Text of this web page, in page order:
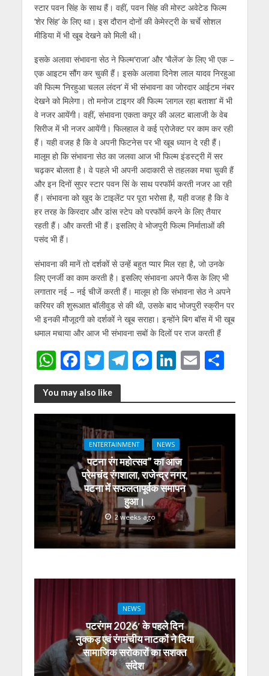
स्‍टार पवन सिंह के साथ हैं। वहीं, पवन सिंह की मोस्‍ट अवेटेड फिल्‍म
‘शेर सिंह’ के लिए था। इस दौरान दोनों की केमेस्‍ट्री के चर्चे सोशल
मीडिया में भी खूब देखने को मिली थी।
इसके अलावा संभावना सेठ ने फिल्‍म‘राजा’ और ‘चैलेंज’ के लिए भी एक –
एक आइटम सौंग कर चुकी हैं। इसके अलावा दिनेश लाल यादव निरहुआ
की फिल्‍म ‘निरहुआ चलल लंदन’ में भी संभावना का जोरदार आईटम नंबर
देखने को मिलेगा। तो मनोज टाइगर की फिल्‍म ‘लागल रहा बताशा’ में भी
वे नजर आयेंगी। वहीं, संभावना एकता कपूर की अलट बालाजी के वेब
सिरीज में भी नजर आयेंगी। फिलहाल वे कई प्रोजेक्‍ट पर काम कर रही
हैं। यही वजह है कि वे अपनी फिटनेस पर भी खूब ध्‍यान दे रही हैं।
मालूम हो कि संभावना सेठ का जलवा आज भी फिल्‍म इंडस्‍ट्री में सर
चढ़कर बोलता है। वे पहले भी अपनी अदाकारी से तहलका मचा चुकी हैं
और इन दिनों सुपर स्‍टार पवन सिं के साथ परफॉर्म करती नजर आ रही
हैं। संभावना को खुद के टाइलेंट पर पूरा भरोसा है, यही वजह है कि वे
हर तरह के किरदार और डांस स्‍टेप को परफॉर्म करने के लिए तैयार
रहती हैं। और करती भी हैं। इसलिए वे भोजपुरी फिल्‍म निर्माताओं की
पसंद भी हैं।
संभावना की मानें तो दर्शकों से उन्‍हें बहुत प्‍यार मिल रहा है, जो उनके
लिए एनर्जी का काम करती है। इसलिए संभावना अपने फैंस के लिए भी
लगातार नई – नई चीजें करती हैं। मालूम हो कि संभावना सेठ ने अपने
करियर की शुरूआत बॉलीवुड से की थी, उसके बाद भोजपुरी स्‍क्रीन पर
भी इनकी मौजूदगी को दर्शकों ने खूब सराहा। इन्‍होंने बिग बॉस में भी खूब
धमाल मचाया और आज भी संभावना सबों के दिलों पर राज करती हैं
W
h
at
s
p
F
ac
e
b
o
o
k
T
w
itt
er
T
e
gr
a
m
M
ss
e
n
g
er
Li
k
e
dI
n
E
ai
l
S
ar
e
You may also like
ENTERTAINMENT NEWS
पटना रंग महोत्सव” का आज
प्रेमचंद रंगशाला, राजेन्द्र नगर,
पटना में सफलतापूर्वक समापन
हुआ।
2 weeks ago
NEWS
पटरंगम 2026′ के पहले दिन
नुक्कड़ एवं रंगमंचीय नाटकों ने दिया
सामाजिक सरोकारों का सशक्त
संदेश